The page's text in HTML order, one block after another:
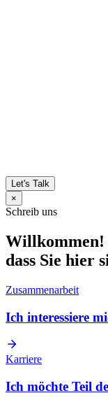
Let's Talk
×
Schreib uns
Willkommen!
dass Sie hier
Zusammenarbeit
Ich interessiere
Karriere
Ich möchte Teil